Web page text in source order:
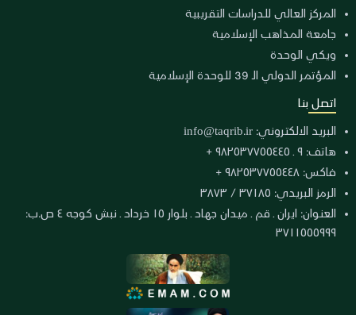
المركز العالي للدراسات التقريبية
جامعة المذاهب الإسلامية
ويكي الوحدة
المؤتمر الدولي الـ 39 للوحدة الإسلامية
اتصل بنا
البريد الالكتروني: info@taqrib.ir
هاتف: ٩ ـ ٩٨٢٥٣٧٧٥٥٤٤٥ +
فاكس: ٩٨٢٥٣٧٧٥٥٤٤٨ +
الرمز البريدي: ٣٧١٨٥ / ٣٨٧٣
العنوان: ايران ـ قم ـ ميدان جهاد ـ بلوار ١٥ خرداد ـ نبش كوجه ٤ ص.ب:
٣٧١١٥٥٥٩٩٩